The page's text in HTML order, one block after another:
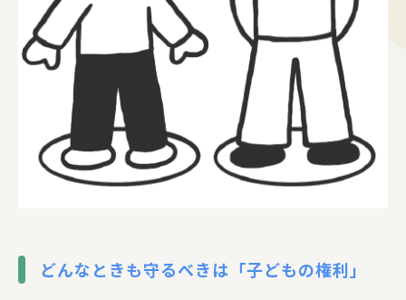
どんなときも守るべきは「子どもの権利」